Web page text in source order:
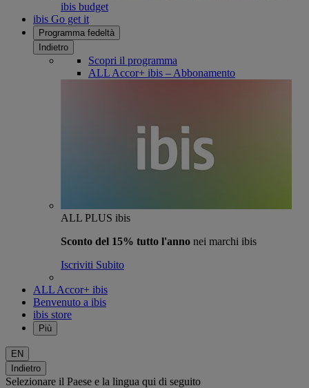
ibis budget
ibis Go get it
Programma fedeltà
Indietro
Scopri il programma
ALL Accor+ ibis – Abbonamento
ALL PLUS ibis
Sconto del 15% tutto l'anno nei marchi ibis
Iscriviti Subito
ALL Accor+ ibis
Benvenuto a ibis
ibis store
Più
EN
Indietro
Selezionare il Paese e la lingua qui di seguito